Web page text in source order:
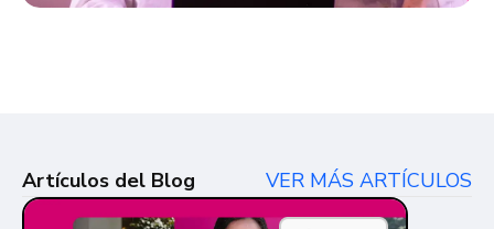
Artículos del Blog VER MÁS ARTÍCULOS